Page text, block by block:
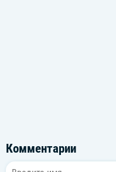
Комментарии